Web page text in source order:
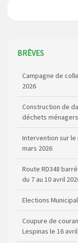
BRÊVES
Campagne de
2026
Construction de
déchets ménagers
Intervention sur le
mars 2026
Route RD348
du 7 au 10 avril
Elections
Coupure de
Lespinas le 16